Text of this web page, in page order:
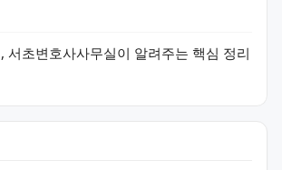
서초변호사사무실이 알려주는 핵심 정리